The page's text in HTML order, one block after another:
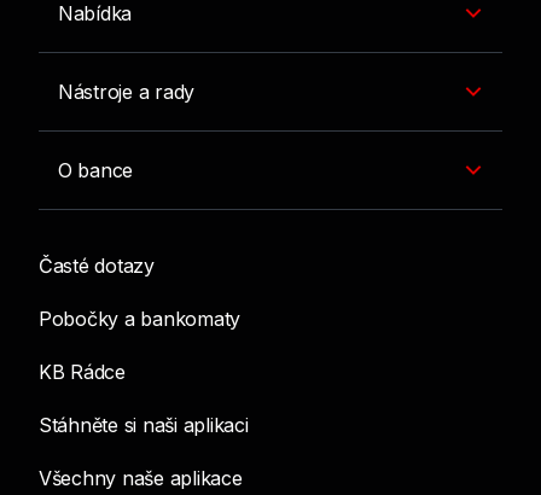
Nabídka
Nástroje a rady
O bance
Časté dotazy
Pobočky a bankomaty
KB Rádce
Stáhněte si naši aplikaci
Všechny naše aplikace